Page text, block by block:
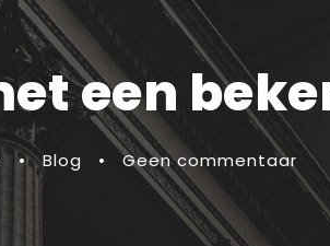
een
• Blog • Geen commentaar